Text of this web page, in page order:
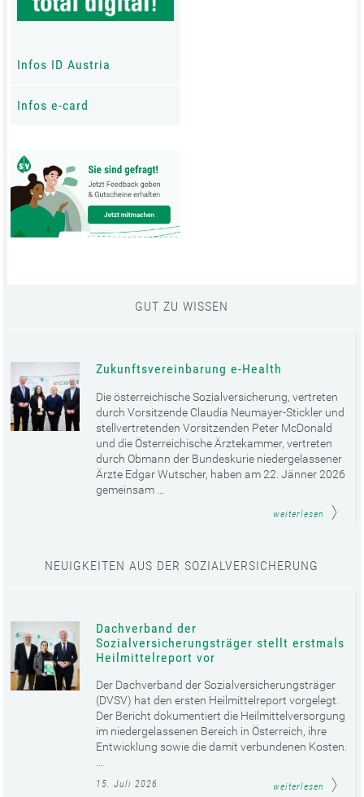
Infos ID Austria
Infos e-card
GUT ZU WISSEN
Zukunftsvereinbarung e-Health
Die österreichische Sozialversicherung, vertreten
durch Vorsitzende Claudia Neumayer-Stickler und
stellvertretenden Vorsitzenden Peter McDonald
und die Österreichische Ärztekammer, vertreten
durch Obmann der Bundeskurie niedergelassener
Ärzte Edgar Wutscher, haben am 22. Jänner 2026
gemeinsam ...
weiterlesen
NEUIGKEITEN AUS DER SOZIALVERSICHERUNG
Dachverband der
Sozialversicherungsträger stellt erstmals
Heilmittelreport vor
Der Dachverband der Sozialversicherungsträger
(DVSV) hat den ersten Heilmittelreport vorgelegt.
Der Bericht dokumentiert die Heilmittelversorgung
im niedergelassenen Bereich in Österreich, ihre
Entwicklung sowie die damit verbundenen Kosten.
15. Juli 2026 weiterlesen